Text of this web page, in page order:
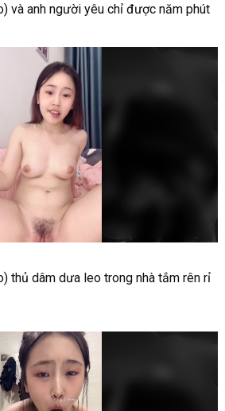
và anh người yêu chỉ được năm phút
thủ dâm dưa leo trong nhà tắm rên rỉ